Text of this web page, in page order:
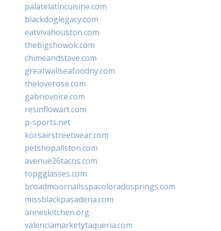
palatelatincuisine.com
blackdoglegacy.com
eatvivahouston.com
thebigshowok.com
chimeandstave.com
greatwallseafoodny.com
theloverose.com
gabriovoice.com
resinflowart.com
p-sports.net
korsairstreetwear.com
petshopallston.com
avenue26tacos.com
topgglasses.com
broadmoornailsspacoloradosprings.com
missblackpasadena.com
anneskitchen.org
valenciamarketytaqueria.com